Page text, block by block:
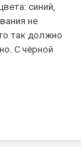
синий,
не
так должно
С чёрной